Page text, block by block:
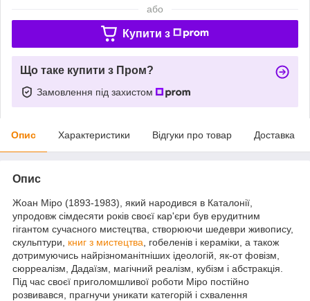
або
Купити з
Що таке купити з Пром?
Замовлення під захистом
Опис Характеристики Відгуки про товар Доставка
Опис
Жоан Міро (1893-1983), який народився в Каталонії,
упродовж сімдесяти років своєї кар'єри був ерудитним
гігантом сучасного мистецтва, створюючи шедеври живопису,
скульптури, книг з мистецтва , гобеленів і кераміки, а також
дотримуючись найрізноманітніших ідеологій, як-от фовізм,
сюрреалізм, Дадаїзм, магічний реалізм, кубізм і абстракція.
Під час своєї приголомшливої роботи Міро постійно
розвивався, прагнучи уникати категорій і схвалення